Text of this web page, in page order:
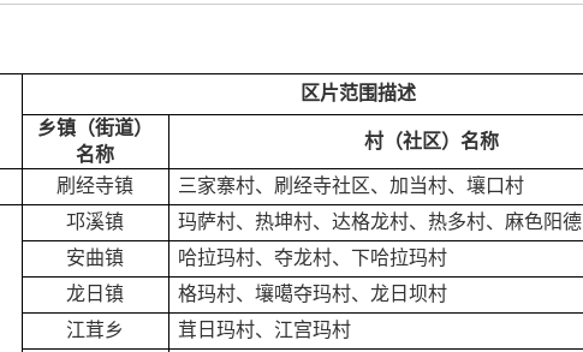
区片范围描述
乡镇（街道）
名称
村（社区）名称
刷经寺镇 三家寨村、刷经寺社区、加当村、壤口村
邛溪镇
玛萨村、热坤村、达格龙村、热多村、麻色阳德
安曲镇
哈拉玛村、夺龙村、下哈拉玛村
龙日镇
格玛村、壤噶夺玛村、龙日坝村
江茸乡
茸日玛村、江宫玛村